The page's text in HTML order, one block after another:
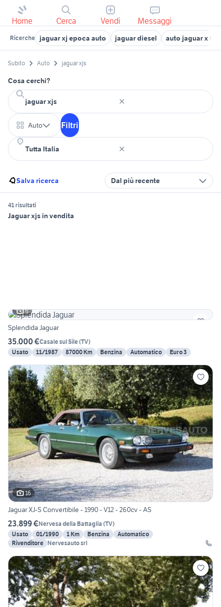
Home Cerca Vendi Messaggi
Ricerche jaguar xj epoca auto jaguar diesel auto jaguar x
Subito Auto jaguar xjs
Cosa cerchi?
Auto Filtri
Salva ricerca Dal più recente
41 risultati
Jaguar xjs in vendita
6
Splendida Jaguar
35.000 €Casale sul Sile(TV)
Usato
11/1987 87000 Km Benzina Automatico Euro 3
16
Jaguar XJ-S Convertibile - 1990 - V12 - 260cv - AS
23.899 €Nervesa della Battaglia (TV)
Usato
01/1990 1 Km Benzina
Automatico
Rivenditore Nervesauto srl